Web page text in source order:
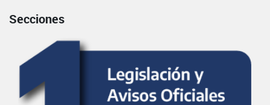
Secciones